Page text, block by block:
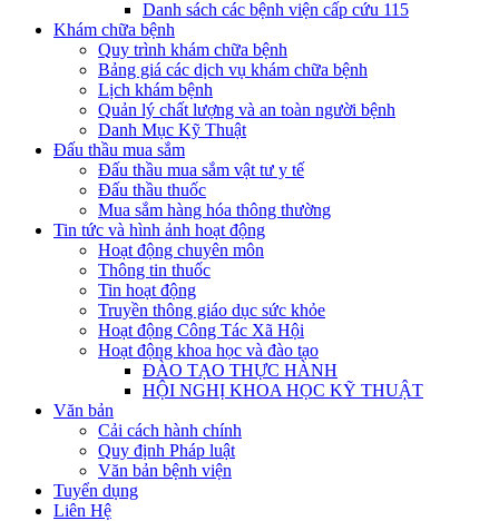
Danh sách các bệnh viện cấp cứu 115
Khám chữa bệnh
Quy trình khám chữa bệnh
Bảng giá các dịch vụ khám chữa bệnh
Lịch khám bệnh
Quản lý chất lượng và an toàn người bệnh
Danh Mục Kỹ Thuật
Đấu thầu mua sắm
Đấu thầu mua sắm vật tư y tế
Đấu thầu thuốc
Mua sắm hàng hóa thông thường
Tin tức và hình ảnh hoạt động
Hoạt động chuyên môn
Thông tin thuốc
Tin hoạt động
Truyền thông giáo dục sức khỏe
Hoạt động Công Tác Xã Hội
Hoạt động khoa học và đào tạo
ĐÀO TẠO THỰC HÀNH
HỘI NGHỊ KHOA HỌC KỸ THUẬT
Văn bản
Cải cách hành chính
Quy định Pháp luật
Văn bản bệnh viện
Tuyển dụng
Liên Hệ